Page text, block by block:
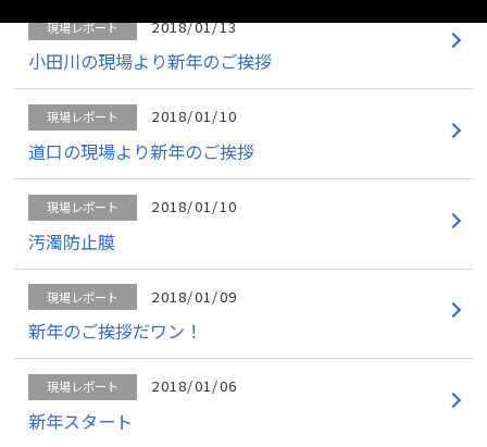
現場レポート 2018/01/13
小田川の現場より新年のご挨拶
現場レポート 2018/01/10
道口の現場より新年のご挨拶
現場レポート 2018/01/10
汚濁防止膜
現場レポート 2018/01/09
新年のご挨拶だワン！
現場レポート 2018/01/06
新年スタート